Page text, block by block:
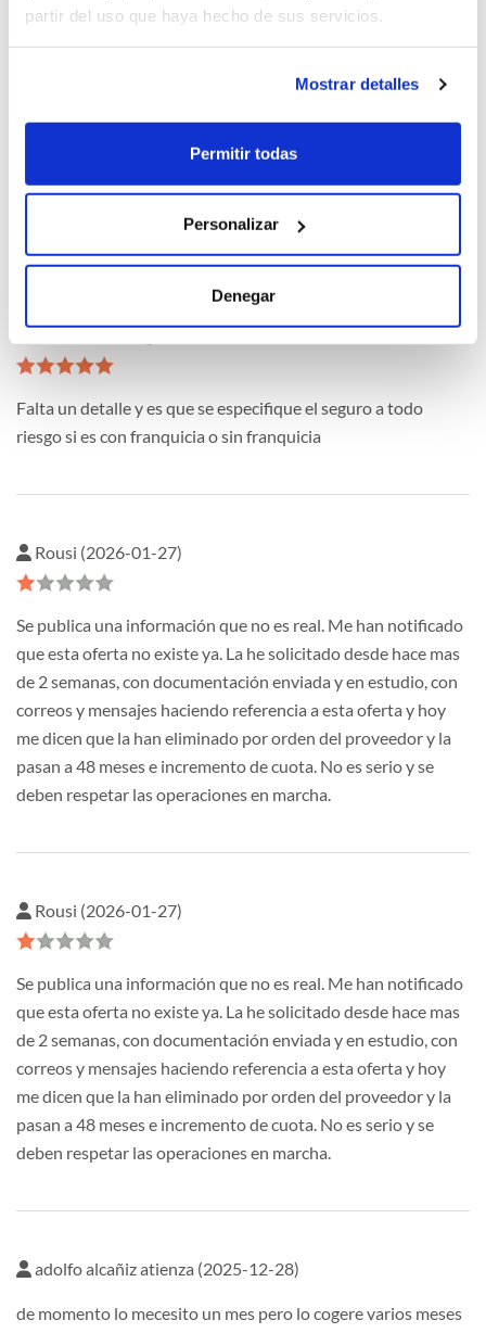
partir del uso que haya hecho de sus servicios.
Mostrar detalles
Permitir todas
Personalizar
Denegar
PPsQukTM (2026-05-04)
Información seguro (2026-02-04)
Falta un detalle y es que se especifique el seguro a todo
riesgo si es con franquicia o sin franquicia
Rousi (2026-01-27)
Se publica una información que no es real. Me han notificado
que esta oferta no existe ya. La he solicitado desde hace mas
de 2 semanas, con documentación enviada y en estudio, con
correos y mensajes haciendo referencia a esta oferta y hoy
me dicen que la han eliminado por orden del proveedor y la
pasan a 48 meses e incremento de cuota. No es serio y se
deben respetar las operaciones en marcha.
Rousi (2026-01-27)
Se publica una información que no es real. Me han notificado
que esta oferta no existe ya. La he solicitado desde hace mas
de 2 semanas, con documentación enviada y en estudio, con
correos y mensajes haciendo referencia a esta oferta y hoy
me dicen que la han eliminado por orden del proveedor y la
pasan a 48 meses e incremento de cuota. No es serio y se
deben respetar las operaciones en marcha.
adolfo alcañiz atienza (2025-12-28)
de momento lo mecesito un mes pero lo cogere varios meses